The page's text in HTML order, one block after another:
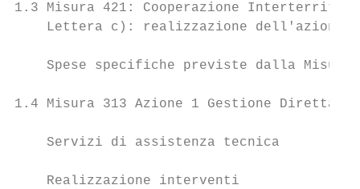
1.3 Misura 421: Cooperazione
Lettera c): realizzazione dell'azione
Spese specifiche previste dalla
1.4 Misura 313 Azione 1
Servizi di assistenza tecnica
Realizzazione interventi